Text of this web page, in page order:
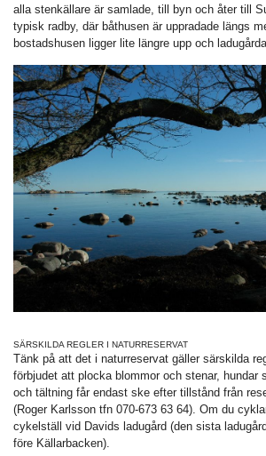
alla stenkällare är samlade, till byn och åter till
typisk radby, där båthusen är uppradade längs
bostadshusen ligger lite längre upp och
SÄRSKILDA REGLER I NATURRESERVAT
Tänk på att det i naturreservat gäller särskilda
förbjudet att plocka blommor och stenar, hundar
och tältning får endast ske efter tillstånd från
(Roger Karlsson tfn 070-673 63 64). Om du
cykelställ vid Davids ladugård (den sista
före Källarbacken).